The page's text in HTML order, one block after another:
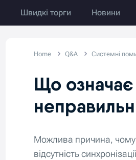
Швидкі торги Новини
Home Q&A Системні
Що означає
Можлива причина, чому
відсутність